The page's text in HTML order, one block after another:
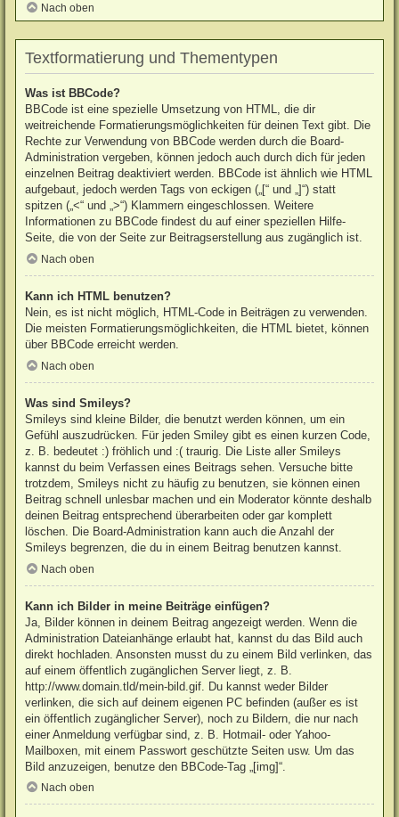
Nach oben
Textformatierung und Thementypen
Was ist BBCode?
BBCode ist eine spezielle Umsetzung von HTML, die dir
weitreichende Formatierungsmöglichkeiten für deinen Text gibt. Die
Rechte zur Verwendung von BBCode werden durch die Board-
Administration vergeben, können jedoch auch durch dich für jeden
einzelnen Beitrag deaktiviert werden. BBCode ist ähnlich wie HTML
aufgebaut, jedoch werden Tags von eckigen („[“ und „]“) statt
spitzen („<“ und „>“) Klammern eingeschlossen. Weitere
Informationen zu BBCode findest du auf einer speziellen Hilfe-
Seite, die von der Seite zur Beitragserstellung aus zugänglich ist.
Nach oben
Kann ich HTML benutzen?
Nein, es ist nicht möglich, HTML-Code in Beiträgen zu verwenden.
Die meisten Formatierungsmöglichkeiten, die HTML bietet, können
über BBCode erreicht werden.
Nach oben
Was sind Smileys?
Smileys sind kleine Bilder, die benutzt werden können, um ein
Gefühl auszudrücken. Für jeden Smiley gibt es einen kurzen Code,
z. B. bedeutet :) fröhlich und :( traurig. Die Liste aller Smileys
kannst du beim Verfassen eines Beitrags sehen. Versuche bitte
trotzdem, Smileys nicht zu häufig zu benutzen, sie können einen
Beitrag schnell unlesbar machen und ein Moderator könnte deshalb
deinen Beitrag entsprechend überarbeiten oder gar komplett
löschen. Die Board-Administration kann auch die Anzahl der
Smileys begrenzen, die du in einem Beitrag benutzen kannst.
Nach oben
Kann ich Bilder in meine Beiträge einfügen?
Ja, Bilder können in deinem Beitrag angezeigt werden. Wenn die
Administration Dateianhänge erlaubt hat, kannst du das Bild auch
direkt hochladen. Ansonsten musst du zu einem Bild verlinken, das
auf einem öffentlich zugänglichen Server liegt, z. B.
http://www.domain.tld/mein-bild.gif. Du kannst weder Bilder
verlinken, die sich auf deinem eigenen PC befinden (außer es ist
ein öffentlich zugänglicher Server), noch zu Bildern, die nur nach
einer Anmeldung verfügbar sind, z. B. Hotmail- oder Yahoo-
Mailboxen, mit einem Passwort geschützte Seiten usw. Um das
Bild anzuzeigen, benutze den BBCode-Tag „[img]“.
Nach oben